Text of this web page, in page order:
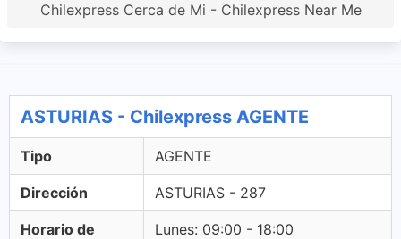
Chilexpress Cerca de Mi - Chilexpress Near Me
ASTURIAS - Chilexpress AGENTE
Tipo AGENTE
Dirección ASTURIAS - 287
Horario de
Lunes: 09:00 - 18:00